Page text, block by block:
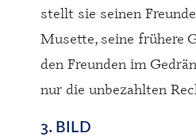
stellt sie seinen
Musette, seine frühere
den Freunden im
nur die unbezahlten
3. BILD